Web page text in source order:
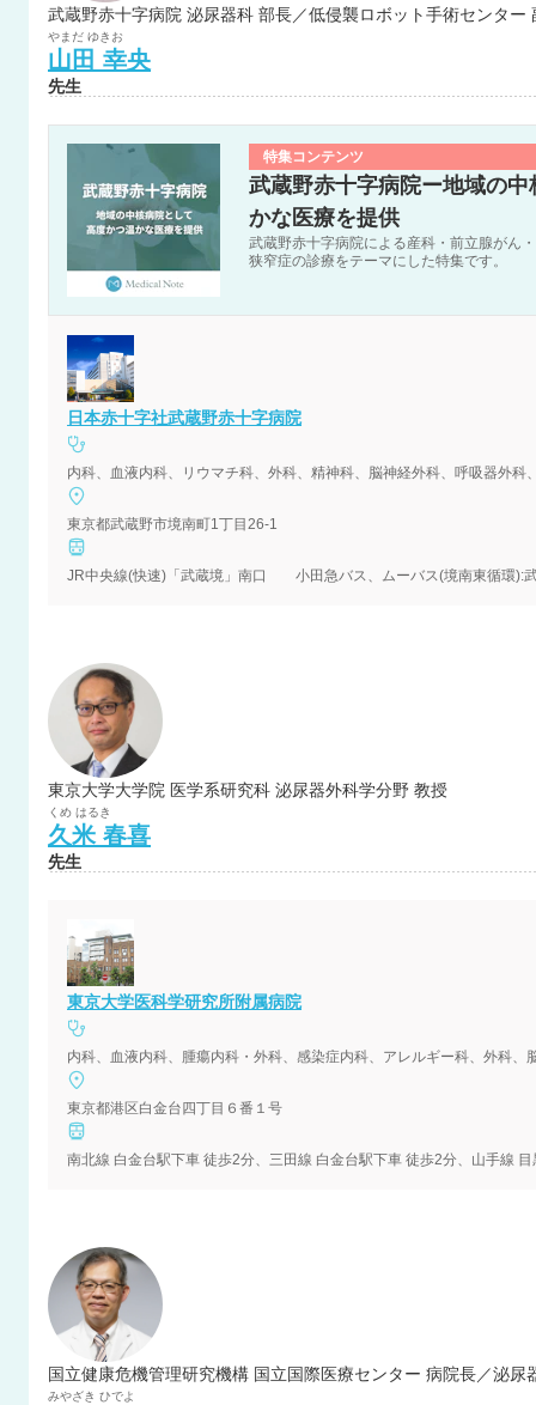
武蔵野赤十字病院 泌尿器科 部長／低侵襲ロボット手術センター
やまだ ゆきお
山田 幸央
先生
特集コンテンツ
武蔵野赤十字病院ー地域の
かな医療を提供
武蔵野赤十字病院による産科・前立腺がん
狭窄症の診療をテーマにした特集です。
日本赤十字社武蔵野赤十字病院
内科、血液内科、リウマチ科、外科、精神科、脳神経外科、呼吸器外
東京都武蔵野市境南町1丁目26-1
JR中央線(快速)「武蔵境」南口 小田急バス、ムーバス(境南東循環):
東京大学大学院 医学系研究科 泌尿器外科学分野 教授
くめ はるき
久米 春喜
先生
東京大学医科学研究所附属病院
内科、血液内科、腫瘍内科・外科、感染症内科、アレルギー科、外科
東京都港区白金台四丁目６番１号
南北線 白金台駅下車 徒歩2分、三田線 白金台駅下車 徒歩2分、山手線
国立健康危機管理研究機構 国立国際医療センター 病院長／泌
みやざき ひでよ